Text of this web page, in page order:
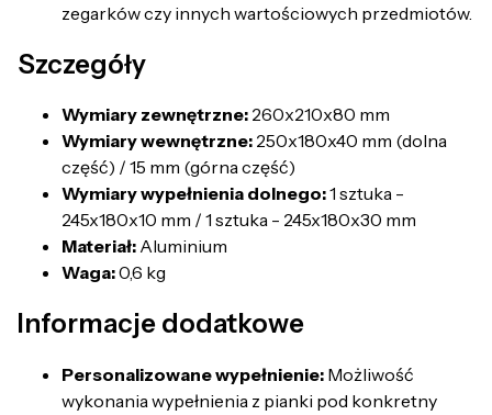
zegarków czy innych wartościowych przedmiotów.
Szczegóły
Wymiary zewnętrzne: 260x210x80 mm
Wymiary wewnętrzne: 250x180x40 mm (dolna
część) / 15 mm (górna część)
Wymiary wypełnienia dolnego:1 sztuka -
245x180x10 mm / 1 sztuka - 245x180x30 mm
Materiał: Aluminium
Waga:0,6 kg
Informacje dodatkowe
Personalizowane wypełnienie: Możliwość
wykonania wypełnienia z pianki pod konkretny